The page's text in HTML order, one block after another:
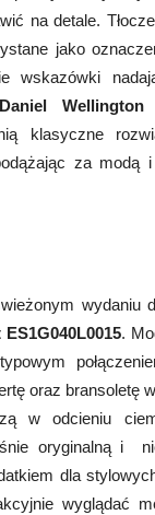
na detale.
jako
wskazówki
Wellington
klasyczne
za modą i
wydaniu
.
oraz bransoletę
w odcieniu
oryginalną i
dla
wyglądać